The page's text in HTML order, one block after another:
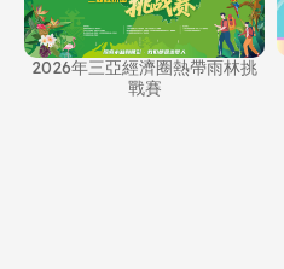
2026年三亞經濟圈熱帶雨林挑
戰賽